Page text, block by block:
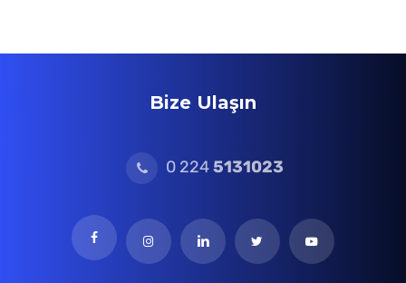
Bize Ulaşın
0 2245131023